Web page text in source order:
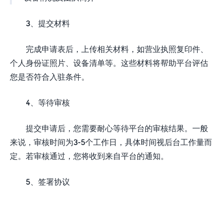
3、提交材料
完成申请表后，上传相关材料，如营业执照复印件、
个人身份证照片、设备清单等。这些材料将帮助平台评估
您是否符合入驻条件。
4、等待审核
提交申请后，您需要耐心等待平台的审核结果。一般
来说，审核时间为3-5个工作日，具体时间视后台工作量而
定。若审核通过，您将收到来自平台的通知。
5、签署协议